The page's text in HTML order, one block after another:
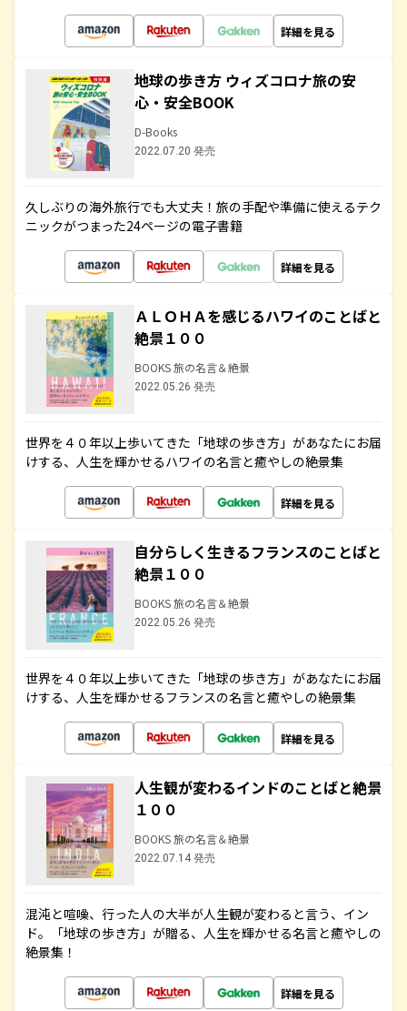
詳細を見る
地球の歩き方 ウィズコロナ旅の安
心・安全BOOK
D-Books
2022.07.20 発売
久しぶりの海外旅行でも大丈夫！旅の手配や準備に使えるテク
ニックがつまった24ページの電子書籍
詳細を見る
ＡＬＯＨＡを感じるハワイのことばと
絶景１００
BOOKS 旅の名言＆絶景
2022.05.26 発売
世界を４０年以上歩いてきた「地球の歩き方」があなたにお届
けする、人生を輝かせるハワイの名言と癒やしの絶景集
詳細を見る
自分らしく生きるフランスのことばと
絶景１００
BOOKS 旅の名言＆絶景
2022.05.26 発売
世界を４０年以上歩いてきた「地球の歩き方」があなたにお届
けする、人生を輝かせるフランスの名言と癒やしの絶景集
詳細を見る
人生観が変わるインドのことばと絶景
１００
BOOKS 旅の名言＆絶景
2022.07.14 発売
混沌と喧噪、行った人の大半が人生観が変わると言う、イン
ド。「地球の歩き方」が贈る、人生を輝かせる名言と癒やしの
絶景集！
詳細を見る